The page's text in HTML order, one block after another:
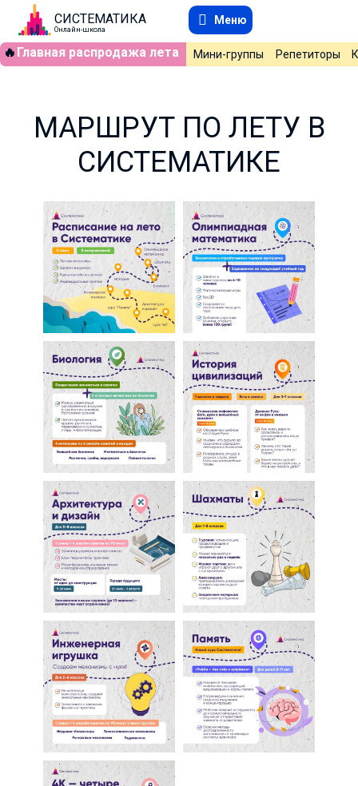
СИСТЕМАТИКА
Онлайн-школа
Меню
🔥 Главная распродажа лета Мини-группы Репетиторы
МАРШРУТ ПО ЛЕТУ В
СИСТЕМАТИКЕ